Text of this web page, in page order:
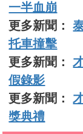
一半血崩
更多新聞：
托車撞擊
更多新聞：
假錄影
更多新聞：
獎典禮